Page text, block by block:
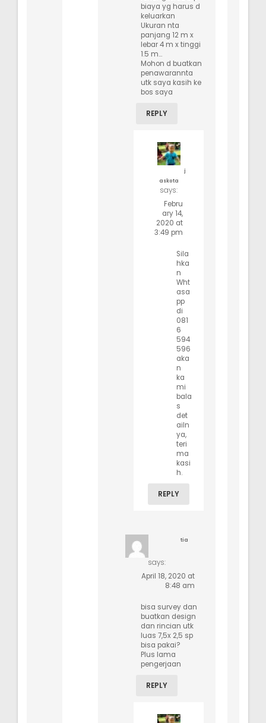
biaya yg harus d
keluarkan
Ukuran nta
panjang 12 m x
lebar 4 m x tinggi
1.5 m…
Mohon d buatkan
penawarannta
utk saya kasih ke
bos saya
REPLY
j
askota
says:
Febru
ary 14,
2020 at
3:49 pm
Sila
hka
n
Wht
asa
pp
di
081
6
594
596
aka
n
ka
mi
bala
s
det
ailn
ya,
teri
ma
kasi
h.
REPLY
tia
says:
April 18, 2020 at
8:48 am
bisa survey dan
buatkan design
dan rincian utk
luas 7,5x 2,5 sp
bisa pakai?
Plus lama
pengerjaan
REPLY